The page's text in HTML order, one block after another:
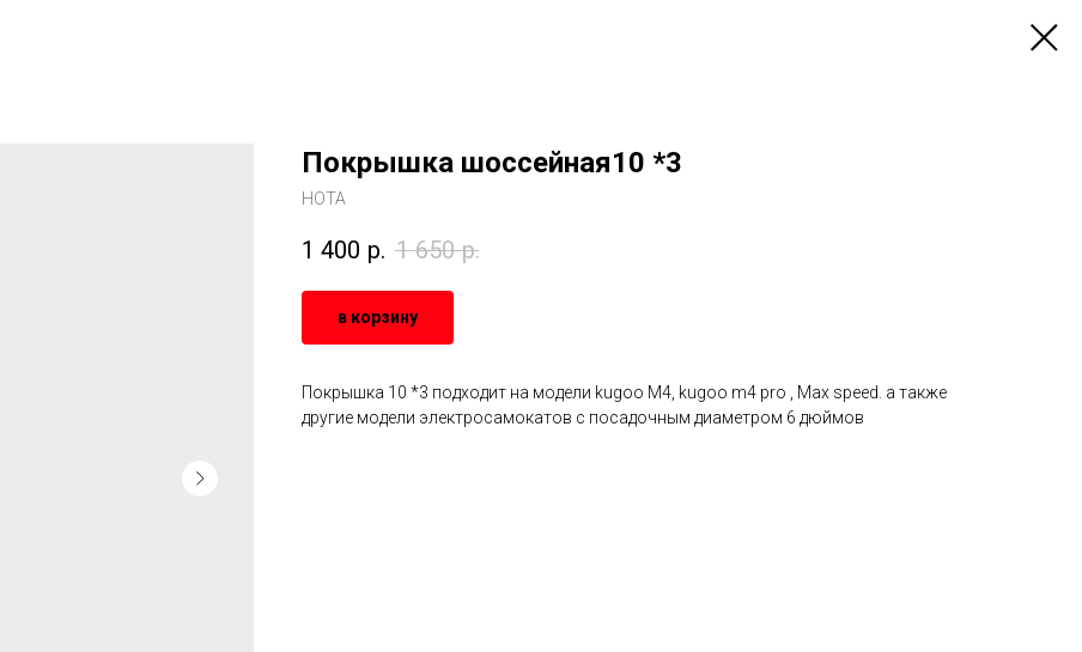
Покрышка шоссейная10 *3
HOTA
1 400 р. 1 650 р.
в корзину
Покрышка 10 *3 подходит на модели kugoo M4, kugoo m4 pro , Max speed. а также
другие модели электросамокатов с посадочным диаметром 6 дюймов